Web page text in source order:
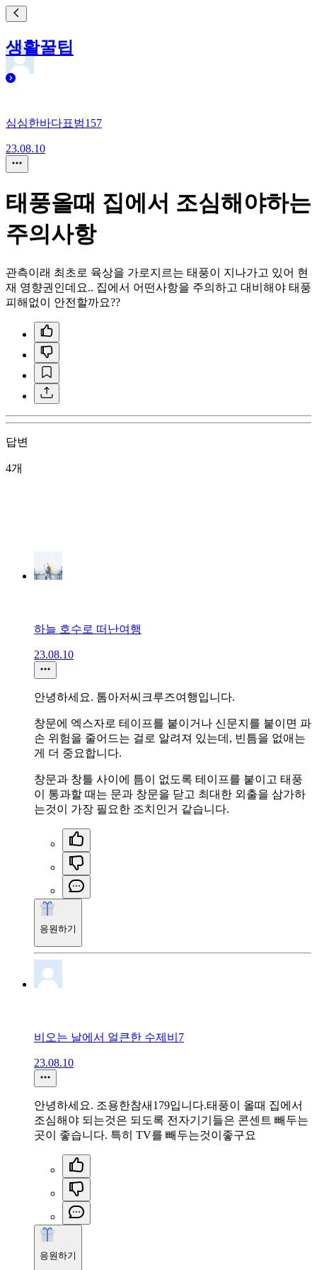
생활꿀팁
심심한바다표범157
23.08.10
태풍올때 집에서 조심해야하는
주의사항
관측이래 최초로 육상을 가로지르는 태풍이 지나가고 있어 현
재 영향권인데요.. 집에서 어떤사항을 주의하고 대비해야 태풍
피해없이 안전할까요??
답변
4개
하늘 호수로 떠난여행
23.08.10
안녕하세요. 톰아저씨크루즈여행입니다.
창문에 엑스자로 테이프를 붙이거나 신문지를 붙이면 파
손 위험을 줄어드는 걸로 알려져 있는데, 빈틈을 없애는
게 더 중요합니다.
창문과 창틀 사이에 틈이 없도록 테이프를 붙이고 태풍
이 통과할 때는 문과 창문을 닫고 최대한 외출을 삼가하
는것이 가장 필요한 조치인거 같습니다.
응원하기
비오는 날에서 얼큰한 수제비7
23.08.10
안녕하세요. 조용한참새179입니다.태풍이 올때 집에서
조심해야 되는것은 되도록 전자기기들은 콘센트 빼두는
곳이 좋습니다. 특히 TV를 빼두는것이좋구요
응원하기